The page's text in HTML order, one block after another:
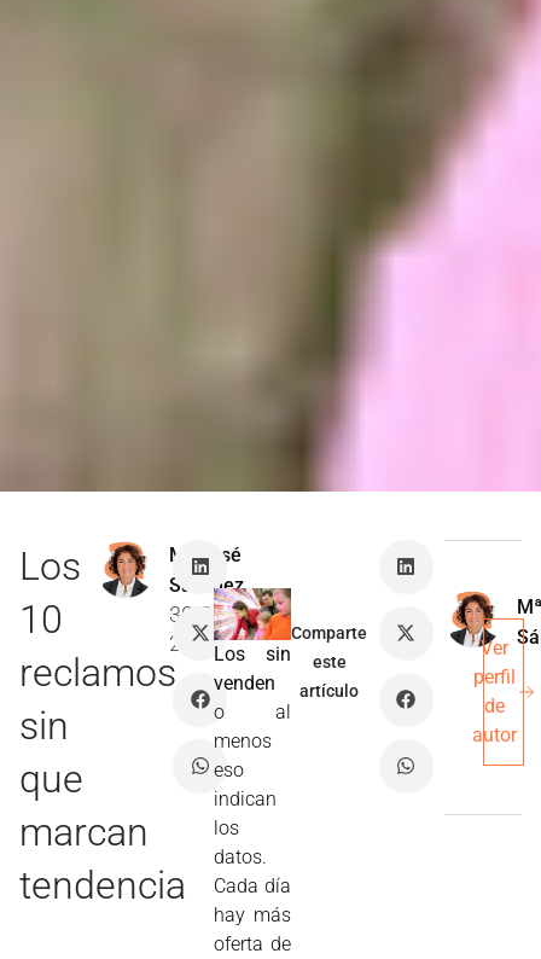
Los
10
reclamos
sin
que
marcan
tendencia
Mª José
Sánchez
30 Oct
2013Los sin
venden
o al
menos
eso
indican
los
datos.
Cada día
hay más
oferta de
Comparte
este
artículo
Ver
perfil
de
autor